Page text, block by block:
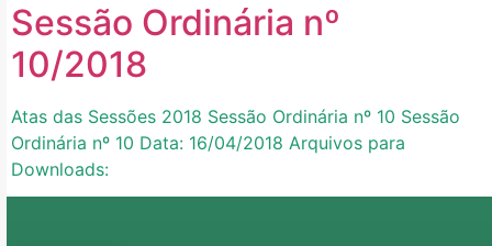
Sessão Ordinária nº
10/2018
Atas das Sessões 2018 Sessão Ordinária nº 10 Sessão
Ordinária nº 10 Data: 16/04/2018 Arquivos para
Downloads: